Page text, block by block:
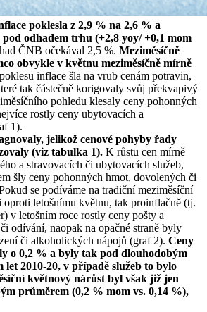
poklesla z 2,9 % na 2,6 % a
odhadem trhu (+2,8 yoy/ +0,1 mom
ČNB očekával 2,5 %. Meziměsíčně
obvykle v květnu meziměsíčně mírně
inflace šla na vrub cenám potravin,
tak částečně korigovaly svůj překvapivý
pohledu klesaly ceny pohonných
rostly ceny ubytovacích a
1).
jelikož cenové pohyby řady
(viz tabulka 1). K růstu cen mírně
a stravovacích či ubytovacích služeb,
šly ceny pohonných hmot, dovolených či
se podíváme na tradiční meziměsíční
letošnímu květnu, tak proinflačně (tj.
v letošním roce rostly ceny pošty a
odívání, naopak na opačné straně byly
či alkoholických nápojů (graf 2). Ceny
o 0,2 % a byly tak pod dlouhodobým
2010-20, v případě služeb to bylo
květnový nárůst byl však již jen
průměrem (0,2 % mom vs. 0,14 %),